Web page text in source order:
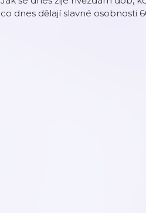
co dnes dělají slavné osobnosti